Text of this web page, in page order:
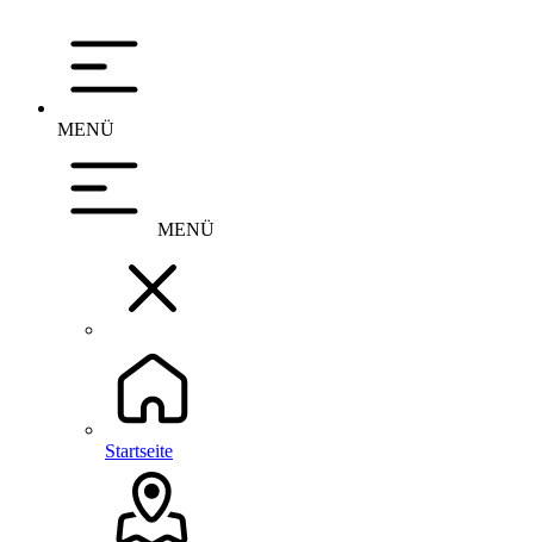
MENÜ
MENÜ
Startseite